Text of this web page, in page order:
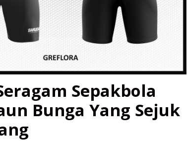
Sepakbola
Bunga Yang Sejuk